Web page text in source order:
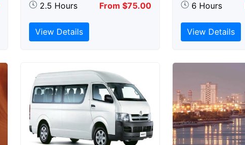
2.5 Hours From $75.00
View Details
6 Hours
View Details